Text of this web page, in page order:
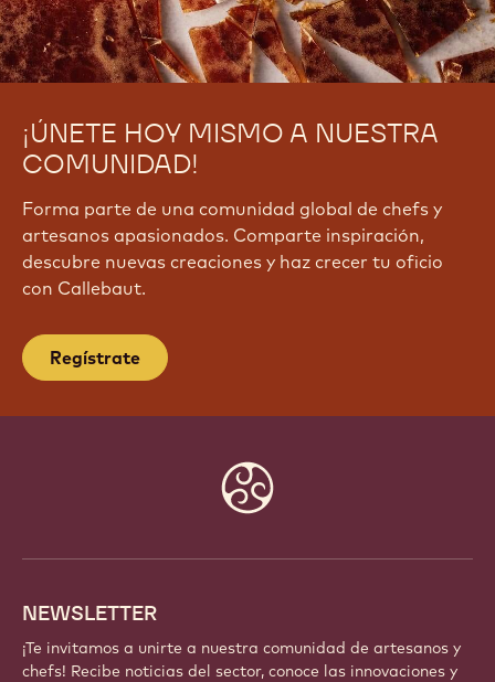
¡ÚNETE HOY MISMO A NUESTRA
COMUNIDAD!
Forma parte de una comunidad global de chefs y
artesanos apasionados. Comparte inspiración,
descubre nuevas creaciones y haz crecer tu oficio
con Callebaut.
Regístrate
NEWSLETTER
¡Te invitamos a unirte a nuestra comunidad de artesanos y
chefs! Recibe noticias del sector, conoce las innovaciones y